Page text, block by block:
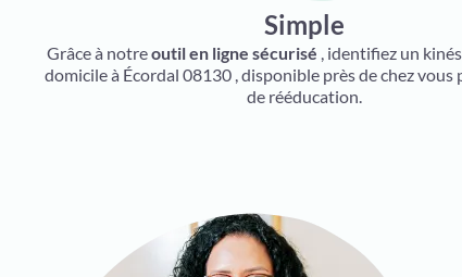
Simple
Grâce à notreoutil en ligne sécurisé , identifiez un
domicile à Écordal 08130 , disponible près de chez vous
de rééducation.